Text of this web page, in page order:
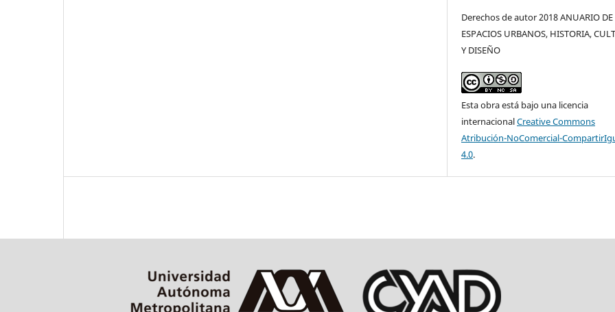
Derechos de autor 2018 ANUARIO DE
ESPACIOS URBANOS, HISTORIA,
Y DISEÑO
Esta obra está bajo una licencia
internacionalCreative Commons
Atribución-NoComercial-
4.0.